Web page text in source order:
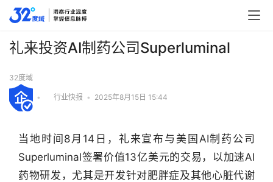
礼来投资AI制药公司Superluminal
32度域
• 行业快报 • 2025年8月15日 15:44
当地时间8月14日，礼来宣布与美国AI制药公司
Superluminal签署价值13亿美元的交易，以加速AI
药物研发，尤其是开发针对肥胖症及其他心脏代谢